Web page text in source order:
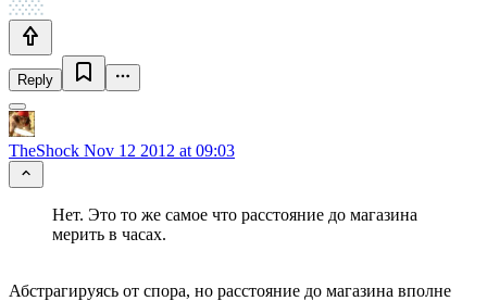
Reply
TheShock Nov 12 2012 at 09:03
Нет. Это то же самое что расстояние до магазина
мерить в часах.
Абстрагируясь от спора, но расстояние до магазина вполне